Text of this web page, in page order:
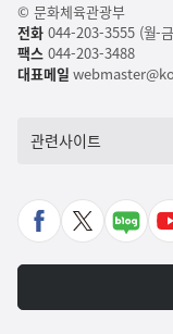
© 문화체육관광부
전화044-203-3555 (월-
팩스 044-203-3488
대표메일
관련사이트
페
X
네